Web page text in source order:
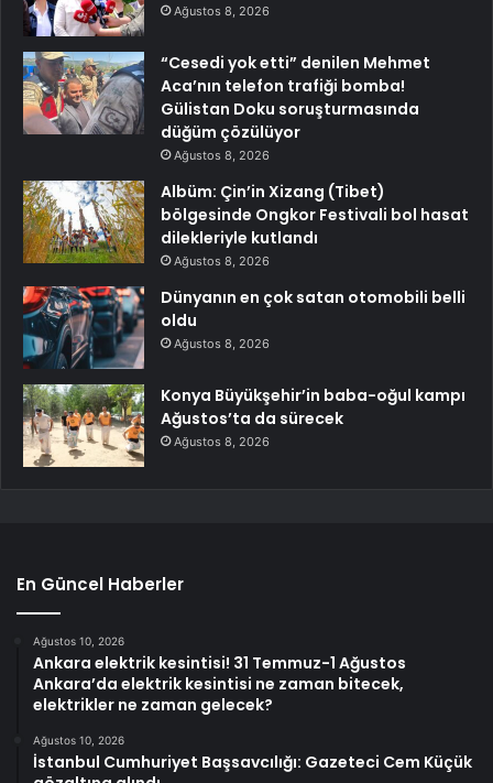
Ağustos 8, 2026
“Cesedi yok etti” denilen Mehmet
Aca’nın telefon trafiği bomba!
Gülistan Doku soruşturmasında
düğüm çözülüyor
Ağustos 8, 2026
Albüm: Çin’in Xizang (Tibet)
bölgesinde Ongkor Festivali bol hasat
dilekleriyle kutlandı
Ağustos 8, 2026
Dünyanın en çok satan otomobili belli
oldu
Ağustos 8, 2026
Konya Büyükşehir’in baba-oğul kampı
Ağustos’ta da sürecek
Ağustos 8, 2026
En Güncel Haberler
Ağustos 10, 2026
Ankara elektrik kesintisi! 31 Temmuz-1 Ağustos
Ankara’da elektrik kesintisi ne zaman bitecek,
elektrikler ne zaman gelecek?
Ağustos 10, 2026
İstanbul Cumhuriyet Başsavcılığı: Gazeteci Cem Küçük